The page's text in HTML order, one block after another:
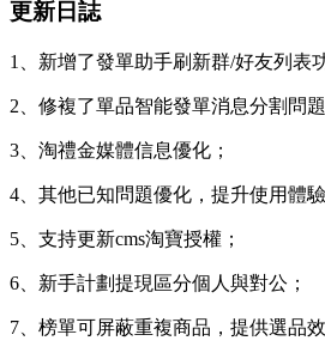
更新日誌
1、新增了發單助手刷新群/好友列表
2、修複了單品智能發單消息分割問題
3、淘禮金媒體信息優化；
4、其他已知問題優化，提升使用體驗
5、支持更新cms淘寶授權；
6、新手計劃提現區分個人與對公；
7、榜單可屏蔽重複商品，提供選品效